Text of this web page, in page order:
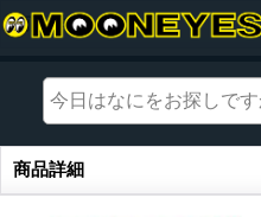
商品詳細
商品詳細